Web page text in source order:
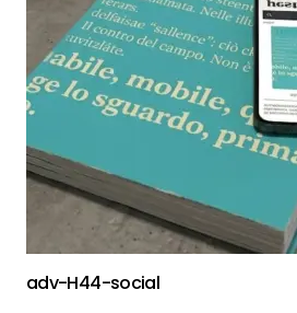
adv-H44-social